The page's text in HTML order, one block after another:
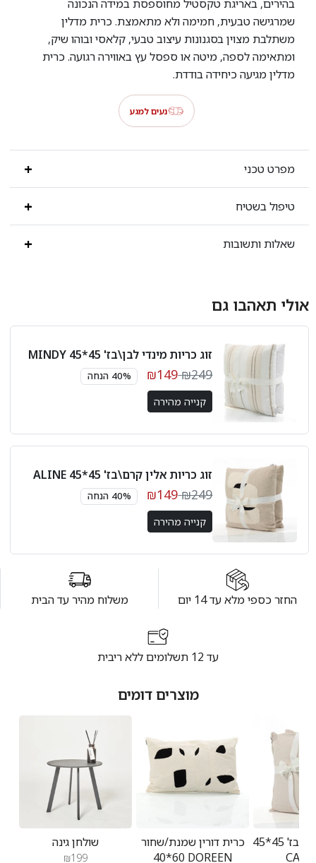
בהירים, באריגת טקסטיל מחוספסת במידה הנכונה
שמרגישה טבעית, חמימה ולא מתאמצת. כרית מדלין
משתלבת מצוין בסגנונות עיצוב טבעי, קלאסי ובוהו שיק,
ומתאימה לספה, מיטה או ספסל עץ באווירה רגועה. כרית
מדלין מגיעה כיחידה בודדת.
נעים למגע
מפרט טכני
טיפול בשטיח
שאלות ותשובות
אולי תאהבו גם
זוג כריות מינדי לבן\בז' 45*45 MINDY
₪249
₪149 40% הנחה
קנייה מהירה
זוג כריות אלין קרם\בז' 45*45 ALINE
₪249
₪149 40% הנחה
קנייה מהירה
החזר כספי מלא עד 14 יום משלוח מהיר עד הבית
עד 12 תשלומים ללא ריבית
מוצרים דומים
שולחן גינה
₪199
כרית דורין שמנת/שחור
60*40 DOREEN
זוג כריות קמיל בז' 45*45